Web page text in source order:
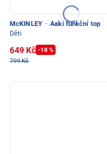
McKINLEY · Aaki funkční top
Děti
649 Kč -18 %
799 Kč